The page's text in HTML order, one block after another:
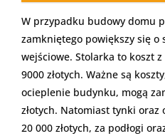
W przypadku budowy domu
zamkniętego powiększy się
wejściowe. Stolarka to koszt
9000 złotych. Ważne są
ocieplenie budynku, mogą
złotych. Natomiast tynki oraz
20 000 złotych, za podłogi